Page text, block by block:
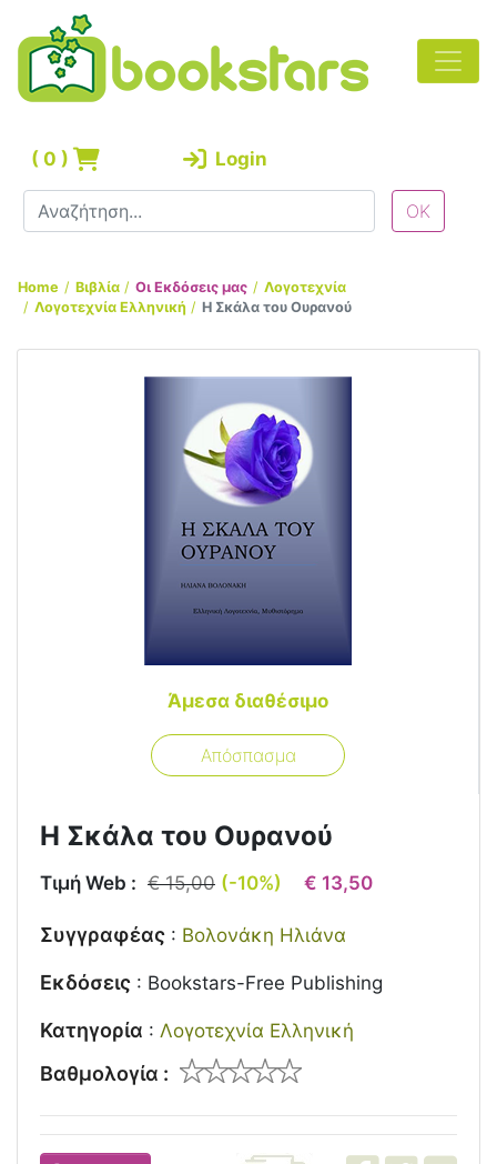
( 0 ) Login
Home Βιβλία Οι Εκδόσεις μας
Λογοτεχνία
Λογοτεχνία Ελληνική
Η Σκάλα του Ουρανού
Άμεσα διαθέσιμο
Απόσπασμα
Η Σκάλα του Ουρανού
Τιμή Web : € 15,00 (-10%) € 13,50
Συγγραφέας : Βολονάκη Ηλιάνα
Εκδόσεις : Bookstars-Free Publishing
Κατηγορία : Λογοτεχνία Ελληνική
Βαθμολογία :